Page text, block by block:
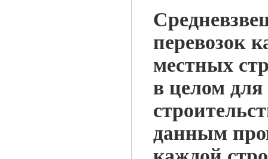
перевозок
местных
в целом для
данным